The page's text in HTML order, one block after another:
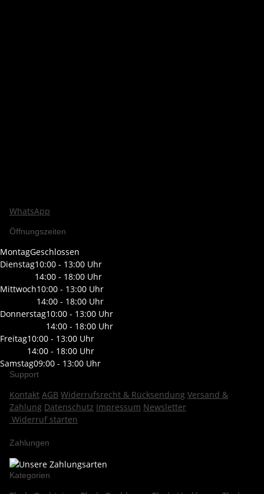
WhatsApp
Öffnungszeiten
MontagGeschlossen
Dienstag10:00 - 13:00 Uhr
14:00 - 18:00 Uhr
Mittwoch10:00 - 13:00 Uhr
14:00 - 18:00 Uhr
Donnerstag10:00 - 13:00 Uhr
14:00 - 18:00 Uhr
Freitag10:00 - 13:00 Uhr
14:00 - 18:00 Uhr
Samstag09:00 - 13:00 Uhr
Support
Kontakt AGB Widerrufsrecht & Rücksendung Versand &
Zahlung Datenschutz Impressum Newsletter
Widerruf starten
Zahlungen
Kategorien